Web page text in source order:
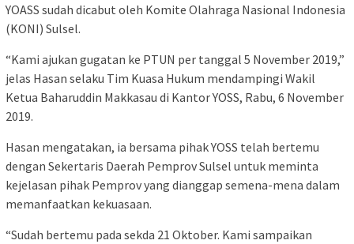
YOASS sudah dicabut oleh Komite Olahraga Nasional Indonesia
(KONI) Sulsel.
“Kami ajukan gugatan ke PTUN per tanggal 5 November 2019,”
jelas Hasan selaku Tim Kuasa Hukum mendampingi Wakil
Ketua Baharuddin Makkasau di Kantor YOSS, Rabu, 6 November
2019.
Hasan mengatakan, ia bersama pihak YOSS telah bertemu
dengan Sekertaris Daerah Pemprov Sulsel untuk meminta
kejelasan pihak Pemprov yang dianggap semena-mena dalam
memanfaatkan kekuasaan.
“Sudah bertemu pada sekda 21 Oktober. Kami sampaikan